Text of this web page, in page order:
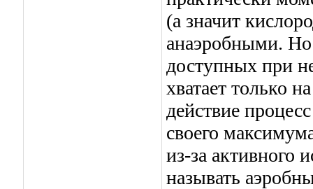
(а значит
анаэробными. Но
доступных при
хватает только
действие
своего
из-за активного
называть